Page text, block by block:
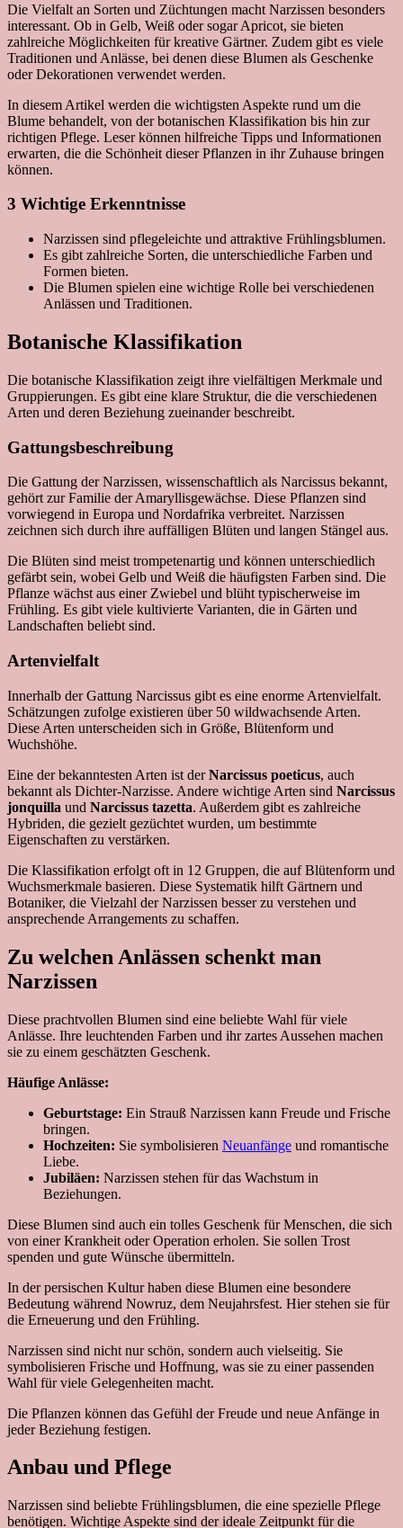
Die Vielfalt an Sorten und Züchtungen macht Narzissen besonders
interessant. Ob in Gelb, Weiß oder sogar Apricot, sie bieten
zahlreiche Möglichkeiten für kreative Gärtner. Zudem gibt es viele
Traditionen und Anlässe, bei denen diese Blumen als Geschenke
oder Dekorationen verwendet werden.
In diesem Artikel werden die wichtigsten Aspekte rund um die
Blume behandelt, von der botanischen Klassifikation bis hin zur
richtigen Pflege. Leser können hilfreiche Tipps und Informationen
erwarten, die die Schönheit dieser Pflanzen in ihr Zuhause bringen
können.
3 Wichtige Erkenntnisse
Narzissen sind pflegeleichte und attraktive Frühlingsblumen.
Es gibt zahlreiche Sorten, die unterschiedliche Farben und
Formen bieten.
Die Blumen spielen eine wichtige Rolle bei verschiedenen
Anlässen und Traditionen.
Botanische Klassifikation
Die botanische Klassifikation zeigt ihre vielfältigen Merkmale und
Gruppierungen. Es gibt eine klare Struktur, die die verschiedenen
Arten und deren Beziehung zueinander beschreibt.
Gattungsbeschreibung
Die Gattung der Narzissen, wissenschaftlich als Narcissus bekannt,
gehört zur Familie der Amaryllisgewächse. Diese Pflanzen sind
vorwiegend in Europa und Nordafrika verbreitet. Narzissen
zeichnen sich durch ihre auffälligen Blüten und langen Stängel aus.
Die Blüten sind meist trompetenartig und können unterschiedlich
gefärbt sein, wobei Gelb und Weiß die häufigsten Farben sind. Die
Pflanze wächst aus einer Zwiebel und blüht typischerweise im
Frühling. Es gibt viele kultivierte Varianten, die in Gärten und
Landschaften beliebt sind.
Artenvielfalt
Innerhalb der Gattung Narcissus gibt es eine enorme Artenvielfalt.
Schätzungen zufolge existieren über 50 wildwachsende Arten.
Diese Arten unterscheiden sich in Größe, Blütenform und
Wuchshöhe.
Eine der bekanntesten Arten ist derNarcissus poeticus, auch
bekannt als Dichter-Narzisse. Andere wichtige Arten sind Narcissus
jonquilla und Narcissus tazetta. Außerdem gibt es zahlreiche
Hybriden, die gezielt gezüchtet wurden, um bestimmte
Eigenschaften zu verstärken.
Die Klassifikation erfolgt oft in 12 Gruppen, die auf Blütenform und
Wuchsmerkmale basieren. Diese Systematik hilft Gärtnern und
Botaniker, die Vielzahl der Narzissen besser zu verstehen und
ansprechende Arrangements zu schaffen.
Zu welchen Anlässen schenkt man
Narzissen
Diese prachtvollen Blumen sind eine beliebte Wahl für viele
Anlässe. Ihre leuchtenden Farben und ihr zartes Aussehen machen
sie zu einem geschätzten Geschenk.
Häufige Anlässe:
Geburtstage: Ein Strauß Narzissen kann Freude und Frische
bringen.
Hochzeiten: Sie symbolisieren Neuanfänge und romantische
Liebe.
Jubiläen: Narzissen stehen für das Wachstum in
Beziehungen.
Diese Blumen sind auch ein tolles Geschenk für Menschen, die sich
von einer Krankheit oder Operation erholen. Sie sollen Trost
spenden und gute Wünsche übermitteln.
In der persischen Kultur haben diese Blumen eine besondere
Bedeutung während Nowruz, dem Neujahrsfest. Hier stehen sie für
die Erneuerung und den Frühling.
Narzissen sind nicht nur schön, sondern auch vielseitig. Sie
symbolisieren Frische und Hoffnung, was sie zu einer passenden
Wahl für viele Gelegenheiten macht.
Die Pflanzen können das Gefühl der Freude und neue Anfänge in
jeder Beziehung festigen.
Anbau und Pflege
Narzissen sind beliebte Frühlingsblumen, die eine spezielle Pflege
benötigen. Wichtige Aspekte sind der ideale Zeitpunkt für die